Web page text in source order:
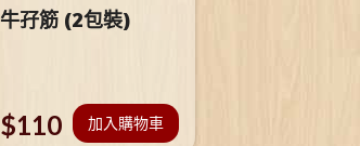
牛孖筋 (2包裝)
$110 加入購物車